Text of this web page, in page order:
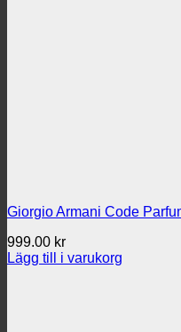
Giorgio Armani Code
999.00 kr
Lägg till i varukorg